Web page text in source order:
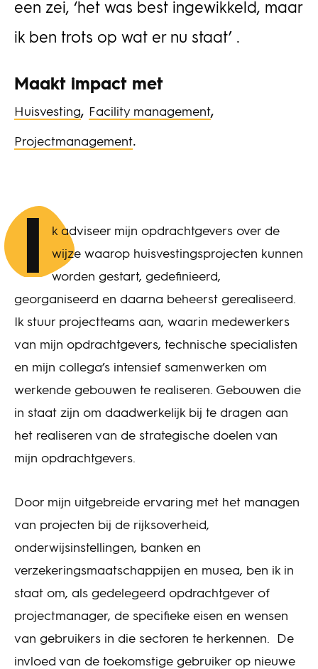
een zei, ‘het was best ingewikkeld, maar
ik ben trots op wat er nu staat’ .
Maakt impact met
Huisvesting, Facility management,
Projectmanagement.
I
k adviseer mijn opdrachtgevers over de
wijze waarop huisvestingsprojecten kunnen
worden gestart, gedefinieerd,
georganiseerd en daarna beheerst gerealiseerd.
Ik stuur projectteams aan, waarin medewerkers
van mijn opdrachtgevers, technische specialisten
en mijn collega’s intensief samenwerken om
werkende gebouwen te realiseren. Gebouwen die
in staat zijn om daadwerkelijk bij te dragen aan
het realiseren van de strategische doelen van
mijn opdrachtgevers.
Door mijn uitgebreide ervaring met het managen
van projecten bij de rijksoverheid,
onderwijsinstellingen, banken en
verzekeringsmaatschappijen en musea, ben ik in
staat om, als gedelegeerd opdrachtgever of
projectmanager, de specifieke eisen en wensen
van gebruikers in die sectoren te herkennen. De
invloed van de toekomstige gebruiker op nieuwe